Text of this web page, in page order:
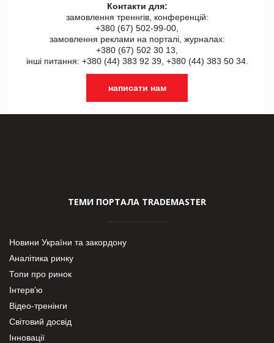
Контакти для:
замовлення треннгів, конференцій:
+380 (67) 502-99-00,
замовлення реклами на порталі, журналах:
+380 (67) 502 30 13,
інші питання: +380 (44) 383 92 39, +380 (44) 383 50 34.
написати нам
ТЕМИ ПОРТАЛА TRADEMASTER
Новини України та закордону
Аналітика ринку
Топи про ринок
Інтерв’ю
Відео-тренінги
Світовий досвід
Інновації